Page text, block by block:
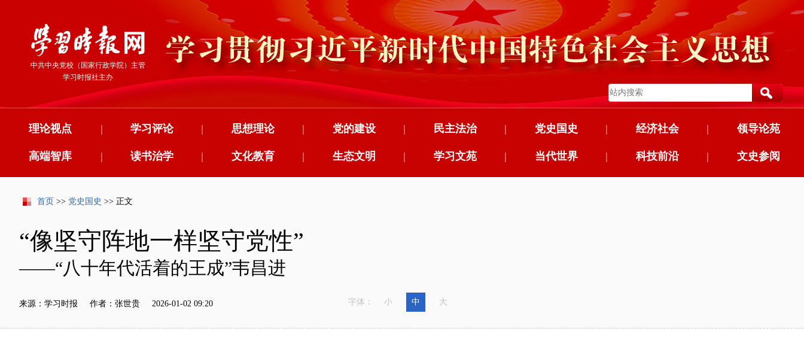
中共中央党校（国家行政学院）主管
学习时报社主办
理论视点 学习评论
| 思想理论
| 党的建设
| 民主法治
| 党史国史
| 经济社会
| 领导论苑
|
高端智库 读书治学
| 文化教育
| 生态文明
| 学习文苑
| 当代世界
| 科技前沿
| 文史参阅
|
首页 >> 党史国史 >> 正文
“像坚守阵地一样坚守党性”
——“八十年代活着的王成”韦昌进
来源：学习时报 作者：张世贵 2026-01-02 09:20 字体： 小 中 大